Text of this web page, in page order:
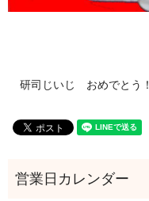
研司じいじ おめでとう！